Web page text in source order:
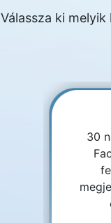
Válassza ki
30